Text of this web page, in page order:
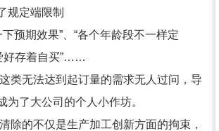
规定端限制
预期效果”、“各个年龄段不一样定
好存着自买”……
类无法达到起订量的需求无人过问，导
为了大公司的个人小作坊。
的不仅是生产加工创新方面的拘束，